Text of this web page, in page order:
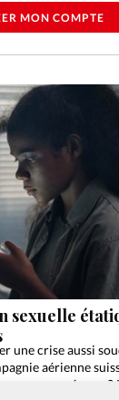
MON COMPTE
sexuelle
une crise aussi
aérienne
vous y préparer?